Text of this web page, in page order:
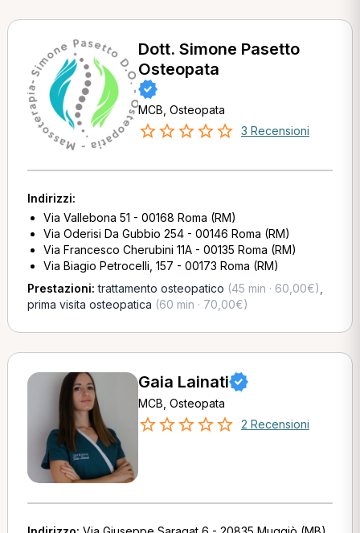
Dott. Simone Pasetto
Osteopata
MCB, Osteopata
3 Recensioni
Indirizzi:
Via Vallebona 51 - 00168 Roma (RM)
Via Oderisi Da Gubbio 254 - 00146 Roma (RM)
Via Francesco Cherubini 11A - 00135 Roma (RM)
Via Biagio Petrocelli, 157 - 00173 Roma (RM)
Prestazioni:trattamento osteopatico (45 min · 60,00€)
prima visita osteopatica (60 min · 70,00€)
Gaia Lainati
MCB, Osteopata
2 Recensioni